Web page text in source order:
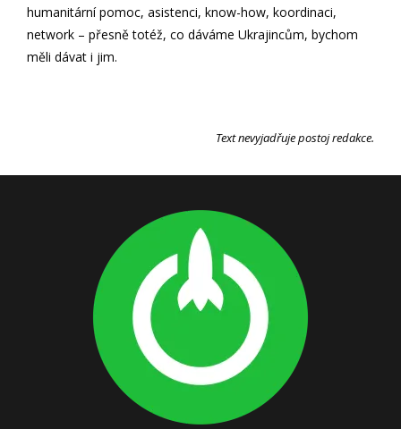
humanitární pomoc, asistenci, know-how, koordinaci,
network – přesně totéž, co dáváme Ukrajincům, bychom
měli dávat i jim.
Text nevyjadřuje postoj redakce.